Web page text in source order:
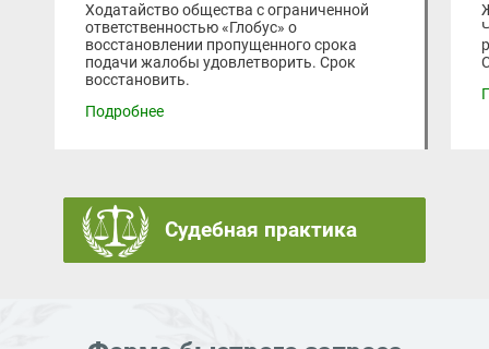
Ходатайство общества с ограниченной
ответственностью «Глобус» о
восстановлении пропущенного срока
подачи жалобы удовлетворить. Срок
восстановить.
Подробнее
Судебная практика